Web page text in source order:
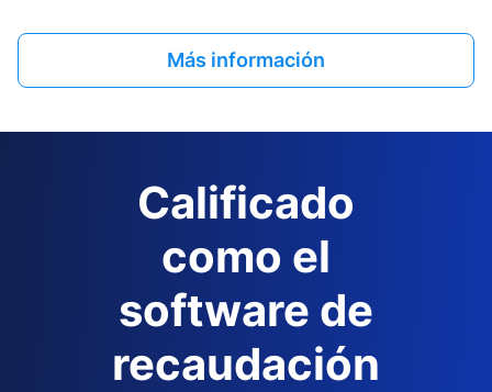
Más información
Calificado
como el
software de
recaudación